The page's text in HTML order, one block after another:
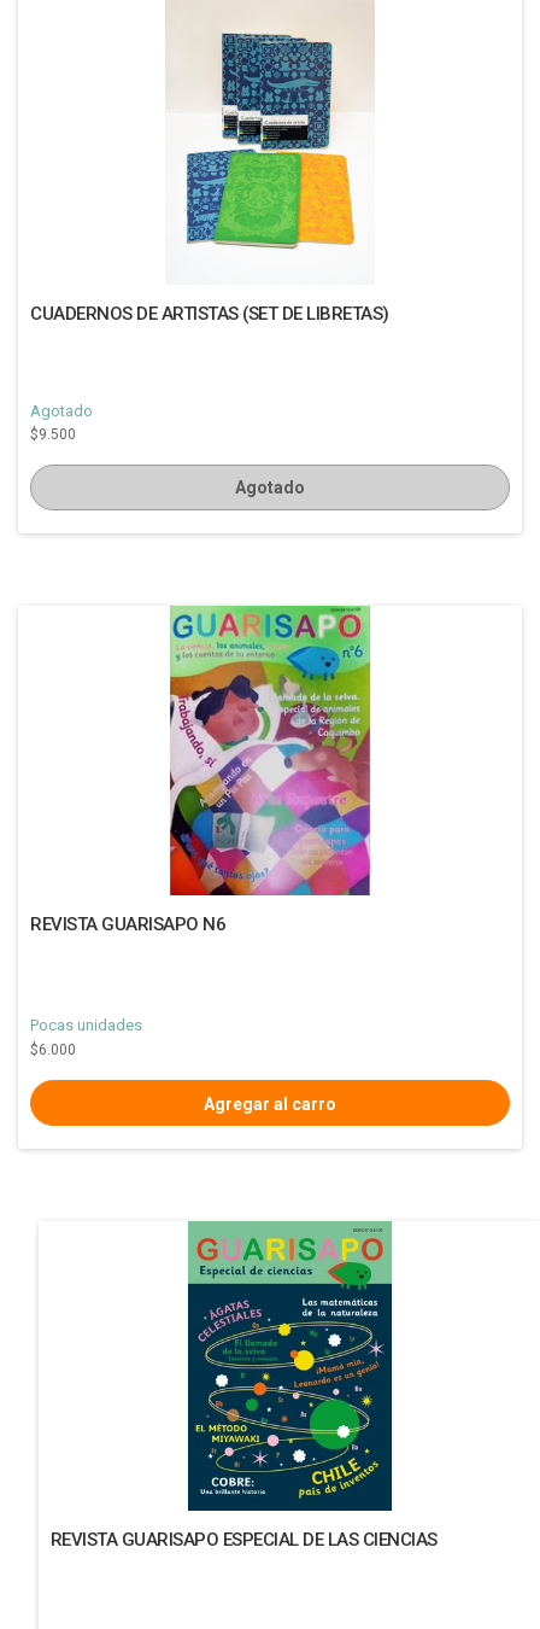
CUADERNOS DE ARTISTAS (SET DE LIBRETAS)
Agotado
$9.500
Agotado
REVISTA GUARISAPO N6
Pocas unidades
$6.000
REVISTA GUARISAPO ESPECIAL DE LAS CIENCIAS